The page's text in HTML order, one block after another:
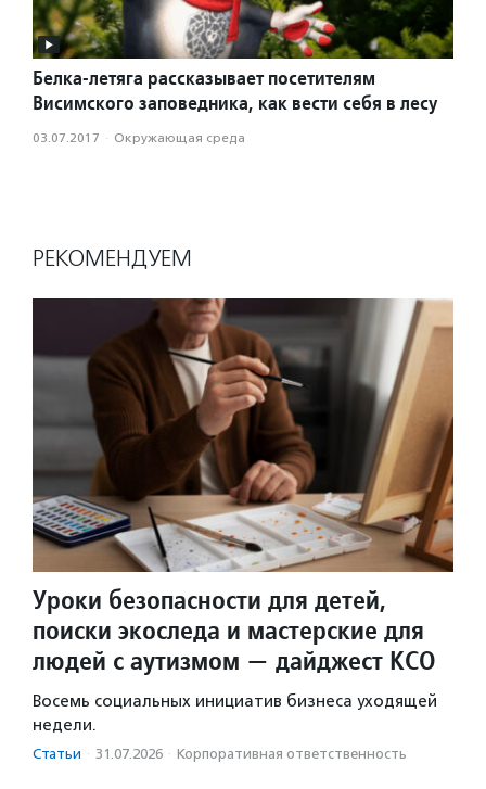
Белка-летяга рассказывает посетителям
Висимского заповедника, как вести себя в лесу
03.07.2017 · Окружающая среда
РЕКОМЕНДУЕМ
Уроки безопасности для детей,
поиски экоследа и мастерские для
людей с аутизмом — дайджест КСО
Восемь социальных инициатив бизнеса уходящей
недели.
Статьи · 31.07.2026 · Корпоративная ответственность